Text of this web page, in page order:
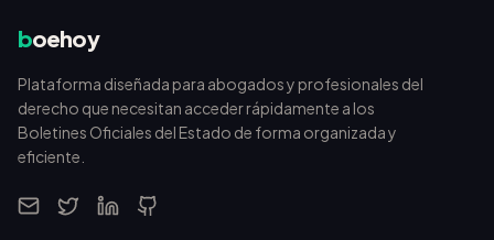
boehoy
Plataforma diseñada para abogados y profesionales del
derecho que necesitan acceder rápidamente a los
Boletines Oficiales del Estado de forma organizada y
eficiente.